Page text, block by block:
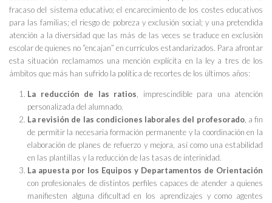
fracaso del sistema educativo; el encarecimiento de los costes educativos
para las familias; el riesgo de pobreza y exclusión social; y una pretendida
atención a la diversidad que las más de las veces se traduce en exclusión
escolar de quienes no “encajan” en currículos estandarizados. Para afrontar
esta situación reclamamos una mención explícita en la ley a tres de los
ámbitos que más han sufrido la política de recortes de los últimos años:
La reducción de las ratios , imprescindible para una atención
personalizada del alumnado.
La revisión de las condiciones laborales del profesorado, a fin
de permitir la necesaria formación permanente y la coordinación en la
elaboración de planes de refuerzo y mejora, así como una estabilidad
en las plantillas y la reducción de las tasas de interinidad.
La apuesta por los Equipos y Departamentos de Orientación
con profesionales de distintos perfiles capaces de atender a quienes
manifiesten alguna dificultad en los aprendizajes y como agentes